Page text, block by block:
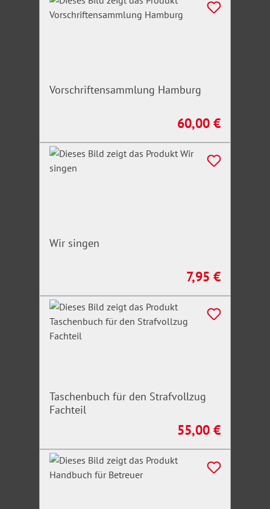
Vorschriftensammlung Hamburg
Regulärer Preis:
60,00 €
Wir singen
Regulärer Preis:
7,95 €
Taschenbuch für den Strafvollzug
Fachteil
Regulärer Preis:
55,00 €